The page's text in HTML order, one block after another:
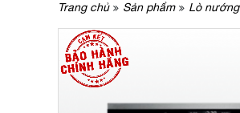
Trang chủ Sản phẩm Lò nướng